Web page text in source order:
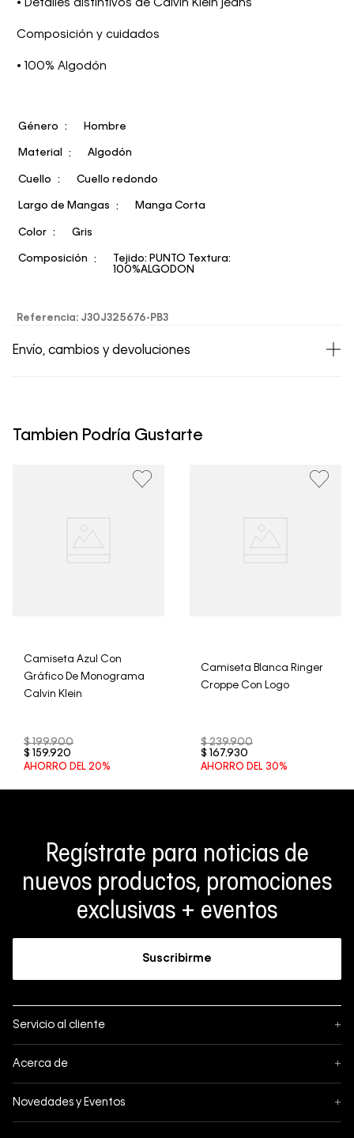
• Detalles distintivos de Calvin Klein jeans
Composición y cuidados
• 100% Algodón
Género Hombre
Material Algodón
Cuello Cuello redondo
Largo de Mangas Manga Corta
Color Gris
Composición
Tejido: PUNTO Textura:
100%ALGODON
Referencia: J30J325676-PB3
Envío, cambios y devoluciones
un período de 30 días calendario tras la recepción.
clientes, no aceptamos devoluciones en ropa interior y
Tambien Podría Gustarte
Camiseta Azul Con
Gráfico De Monograma
Calvin Klein
$ 199.900
$
159.920
AHORRO DEL 20%
Camiseta Blanca Ringer
Croppe Con Logo
$ 239.900
$
167.930
AHORRO DEL 30%
Regístrate para noticias de
nuevos productos, promociones
exclusivas + eventos
Suscribirme
Servicio al cliente +
Mis pedidos
Formas de pago
Acerca de +
Política de privacidad
Novedades y Eventos +